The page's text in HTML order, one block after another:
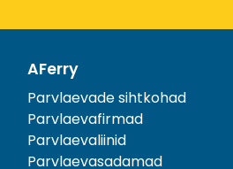
AFerry
Parvlaevade sihtkohad
Parvlaevafirmad
Parvlaevaliinid
Parvlaevasadamad